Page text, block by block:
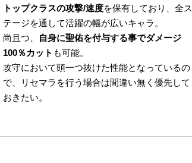
トップクラスの攻撃/速度を保有しており、全ス
テージを通して活躍の幅が広いキャラ。
尚且つ、
自身に聖佑を付与する事でダメージ
100％カット も可能。
攻守において頭一つ抜けた性能となっているの
で、リセマラを行う場合は間違い無く優先して
おきたい。